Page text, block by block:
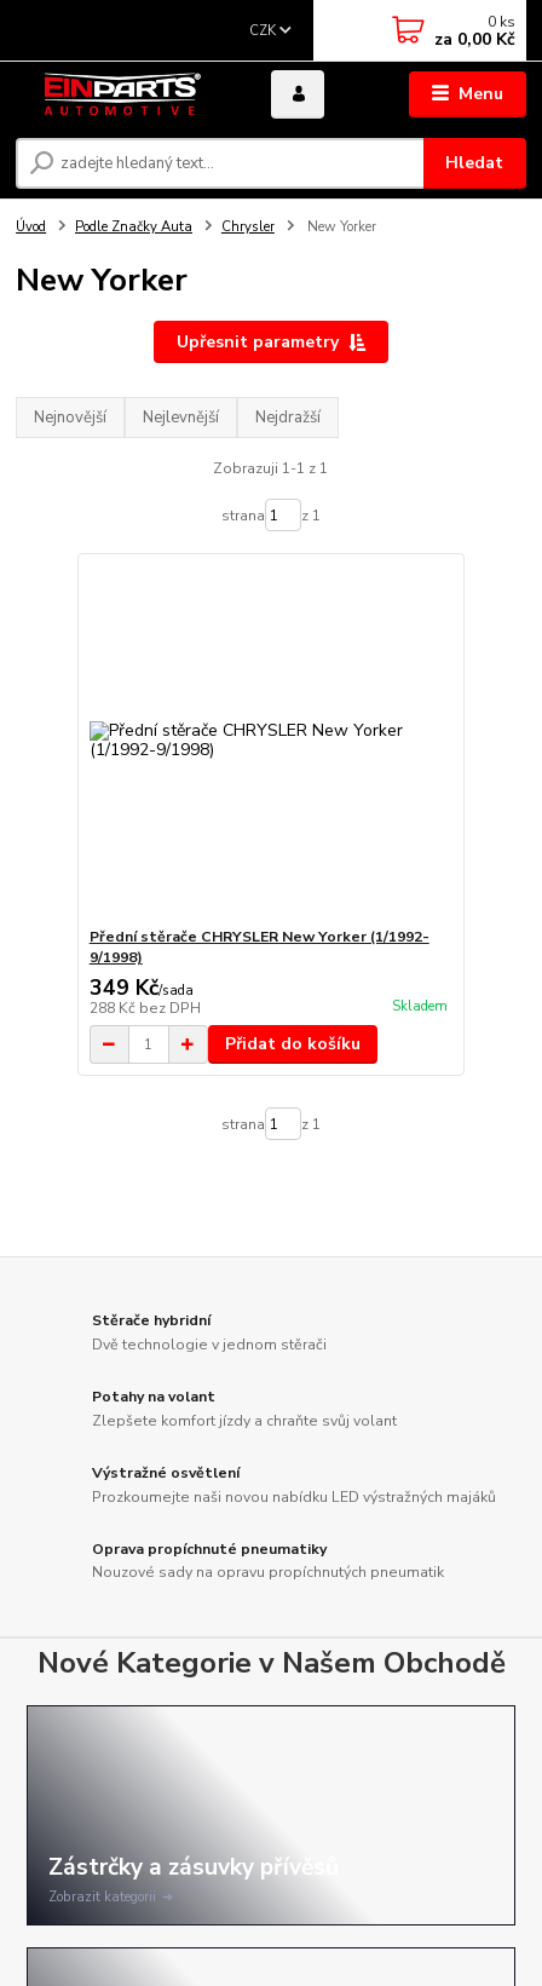
Menu
CZK
Hledat
0 ks
za 0,00 Kč
Úvod Podle Značky Auta Chrysler New Yorker
New Yorker
Upřesnit parametry
Nejnovější Nejlevnější Nejdražší
Zobrazuji 1-1 z 1
strana z 1
Přední stěrače CHRYSLER New Yorker (1/1992-
9/1998)
349 Kč/sada
288 Kč bez DPH Skladem
Přidat do košíku
strana z 1
Stěrače hybridní
Dvě technologie v jednom stěrači
Potahy na volant
Zlepšete komfort jízdy a chraňte svůj volant
Výstražné osvětlení
Prozkoumejte naši novou nabídku LED výstražných majáků
Oprava propíchnuté pneumatiky
Nouzové sady na opravu propíchnutých pneumatik
Nové Kategorie v Našem Obchodě
Zobrazit kategorii